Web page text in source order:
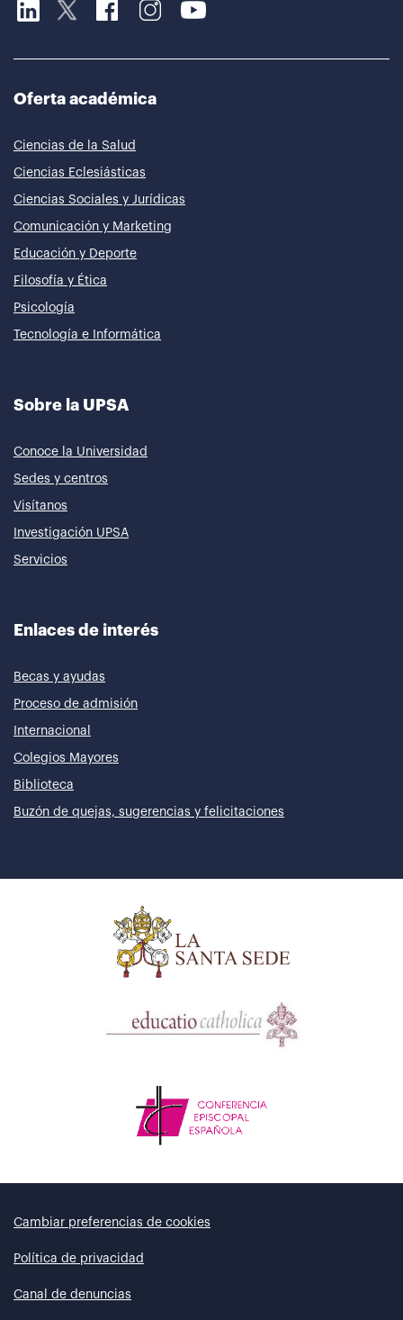
Oferta académica
Ciencias de la Salud
Ciencias Eclesiásticas
Ciencias Sociales y Jurídicas
Comunicación y Marketing
Educación y Deporte
Filosofía y Ética
Psicología
Tecnología e Informática
Sobre la UPSA
Conoce la Universidad
Sedes y centros
Visítanos
Investigación UPSA
Servicios
Enlaces de interés
Becas y ayudas
Proceso de admisión
Internacional
Colegios Mayores
Biblioteca
Buzón de quejas, sugerencias y felicitaciones
Cambiar preferencias de cookies
Política de privacidad
Canal de denuncias